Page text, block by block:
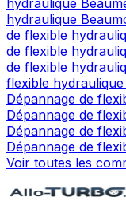
hydraulique
hydraulique
de flexible
de flexible
de flexible
flexible hydraulique
Dépannage de
Dépannage de
Dépannage de
Dépannage de
Voir toutes les